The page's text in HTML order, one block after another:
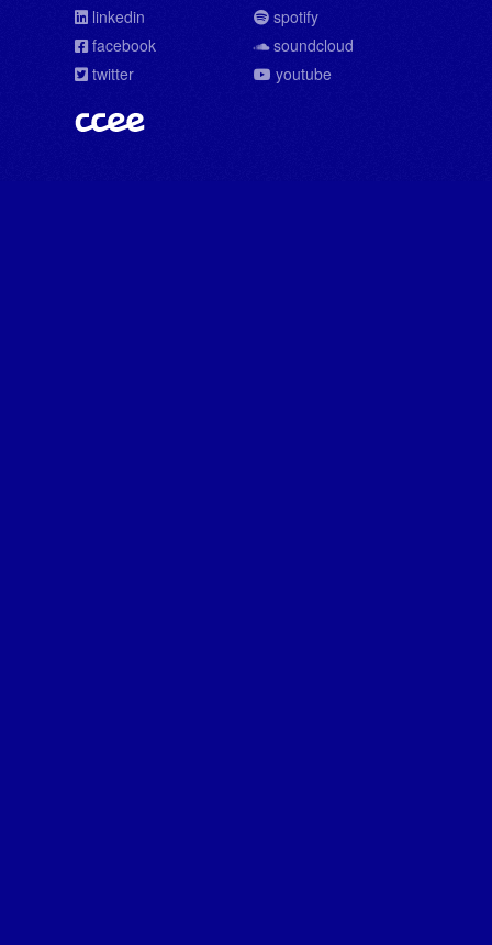
linkedin
facebook
twitter
spotify
soundcloud
youtube